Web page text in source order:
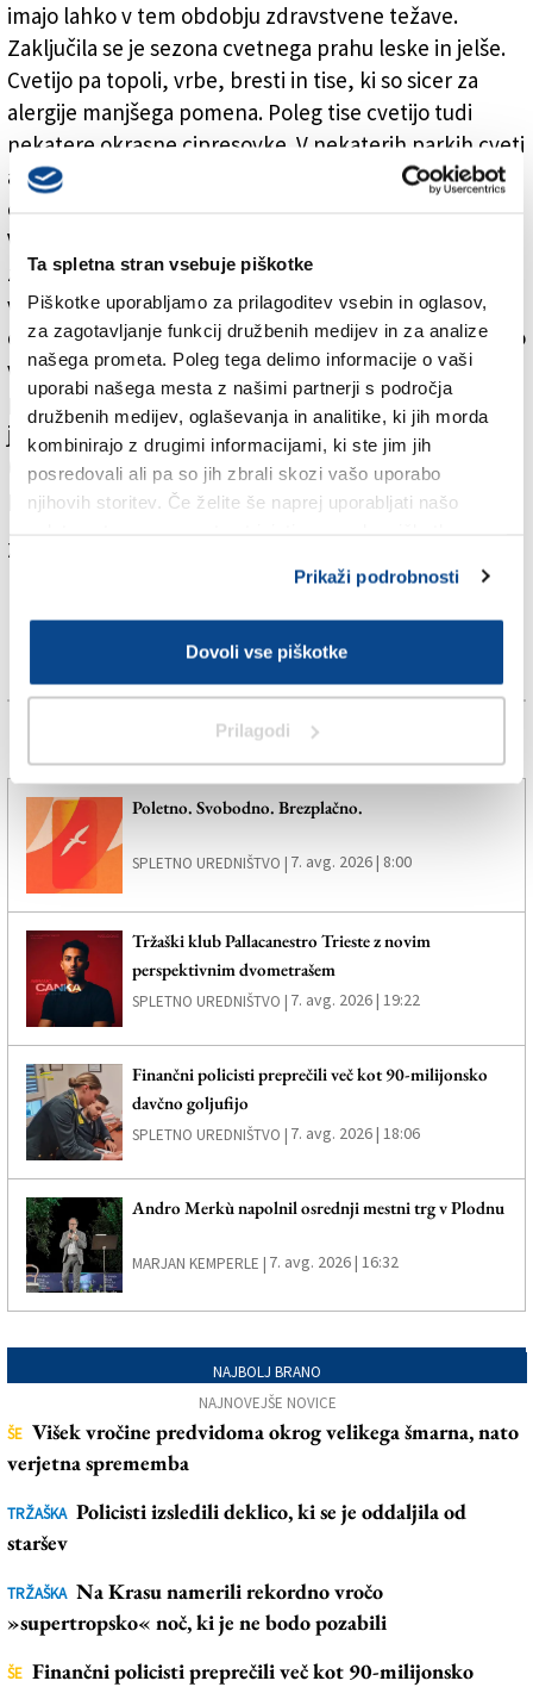
Ta spletna stran vsebuje piškotke
Piškotke uporabljamo za prilagoditev vsebin in oglasov,
za zagotavljanje funkcij družbenih medijev in za analize
našega prometa. Poleg tega delimo informacije o vaši
uporabi našega mesta z našimi partnerji s področja
družbenih medijev, oglaševanja in analitike, ki jih morda
kombinirajo z drugimi informacijami, ki ste jim jih
posredovali ali pa so jih zbrali skozi vašo uporabo
njihovih storitev. Če želite še naprej uporabljati našo
Prikaži podrobnosti
Dovoli vse piškotke
Prilagodi
imajo lahko v tem obdobju zdravstvene težave.
Zaključila se je sezona cvetnega prahu leske in jelše.
Cvetijo pa topoli, vrbe, bresti in tise, ki so sicer za
alergije manjšega pomena. Poleg tise cvetijo tudi
nekatere okrasne cipresovke. V nekaterih parkih cveti
ameriški javor (javor jesenovec), lokalno je lahko
obremenitev zraka visoka.
V Primorju se je večji del sezone cipresovk zaključil, v
zraku pa bo še vedno lahko srednje visoka do lokalno
visoka obremenitev. Gozdovi gabra že sproščajo
cvetni prah, obremenitve so srednje visoke in se bodo
v toplem vremenu hitro povečevale. V zraku bo
prisoten še cvetni prah jesena, topola, vrbe, bresta in
javorja jesenovca ter posamezna zrna krišine
(Parietaria), zaključuje svojo napovved cvetnega
prahu ARSO.
Za branje in pisanje komentarjev
Več novic
Poletno. Svobodno. Brezplačno.
SPLETNO UREDNIŠTVO | 7. avg. 2026 | 8:00
Tržaški klub Pallacanestro Trieste z novim
perspektivnim dvometrašem
SPLETNO UREDNIŠTVO | 7. avg. 2026 | 19:22
Finančni policisti preprečili več kot 90-milijonsko
davčno goljufijo
SPLETNO UREDNIŠTVO | 7. avg. 2026 | 18:06
Andro Merkù napolnil osrednji mestni trg v Plodnu
MARJAN KEMPERLE | 7. avg. 2026 | 16:32
NAJBOLJ BRANO
NAJNOVEJŠE NOVICE
ŠE Višek vročine predvidoma okrog velikega šmarna, nato
verjetna sprememba
TRŽAŠKA Policisti izsledili deklico, ki se je oddaljila od
staršev
TRŽAŠKA Na Krasu namerili rekordno vročo
»supertropsko« noč, ki je ne bodo pozabili
ŠE Finančni policisti preprečili več kot 90-milijonsko